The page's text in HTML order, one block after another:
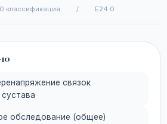
классификация / E24.0
связок
обследование (общее)